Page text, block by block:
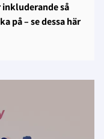
så
på – se dessa här